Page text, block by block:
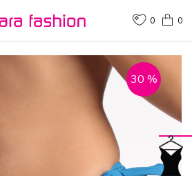
0
0
30 %